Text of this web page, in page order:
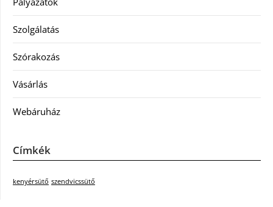
Szolgálatás
Szórakozás
Vásárlás
Webáruház
Címkék
kenyérsütő szendvicssütő